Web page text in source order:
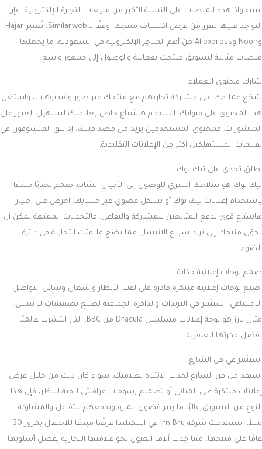
استحواذ هذه المنصات على النسبة الأكبر من مبيعات التجارة الإلكترونية، فإن
التواجد عليها يعزز من فرص اكتشاف منتجك. وفقًا لـ Similarweb، تُعتبر Hajar
وNoon وAliexpress من أهم المتاجر الإلكترونية في السعودية، ما يجعلها
منصات مثالية لتسويق منتجك بفعالية والوصول إلى جمهور واسع.
شارك محتوى العملاء
شجّع عملاءك على مشاركة تجاربهم مع منتجك عبر صور وفيديوهات، واستغل
هذا المحتوى على قنواتك. استخدم هاشتاغ خاص بعلامتك لتسهيل العثور على
المنشورات. فمحتوى المستخدمين يزيد من مصداقيتك، إذ يثق المتسوقون في
تقييمات المستهلكين أكثر من الإعلانات التقليدية.
اطلق تحدي على تيك توك
تيك توك هو سلاحك السري للوصول إلى الأجيال الشابة. صمم تحديًا مبدعًا
باستخدام إعلانات تيك توك أو بشكل عضوي عبر حسابك. احرص على اختيار
هاشتاغ قوي يدفع المتابعين للمشاركة والتفاعل. فالتحديات الممتعة يمكن أن
تحوّل منتجك إلى ترند سريع الانتشار، مما يضع علامتك التجارية في دائرة
الضوء.
صمم لوحات إعلانية جذابة
اصنع لوحات إعلانية مبتكرة قادرة على لفت الأنظار وإشعال وسائل التواصل
الاجتماعي. استثمر في الترندات والذاكرة الجماعية لصنع تصميمات لا تُنسى.
مثال بارز هو لوحة إعلانات مسلسل Dracula من BBC، التي انتشرت عالميًا
بفضل فكرتها العبقرية.
استثمر في فن الشارع
استفد من فن الشارع لجذب الانتباه لعلامتك. سواء كان ذلك من خلال عرض
إعلانات مبتكرة على المباني أو تصميم رسومات غرافيتي لافتة للنظر، فإن هذا
النوع من التسويق غالبًا ما يثير فضول المارة ويدفعهم للتفاعل والمشاركة.
مثلاً، استخدمت شركة Irn-Bru في اسكتلندا عرضًا مبدعًا للاحتفال بمرور 30
عامًا على منتجها، مما جذب آلاف العيون نحو علامتها التجارية بفضل أسلوبها